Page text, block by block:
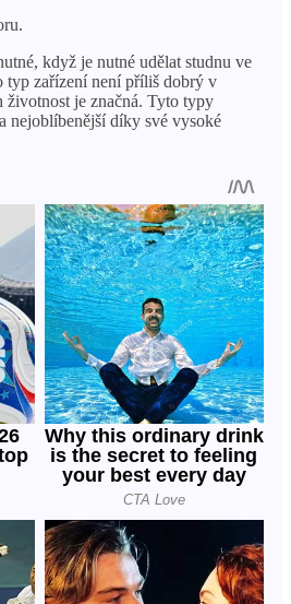
když je nutné udělat studnu ve
typ zařízení není příliš dobrý v
životnost je značná. Tyto typy
nejoblíbenější díky své vysoké